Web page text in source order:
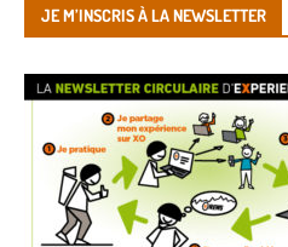
JE M’INSCRIS À LA NEWSLETTER